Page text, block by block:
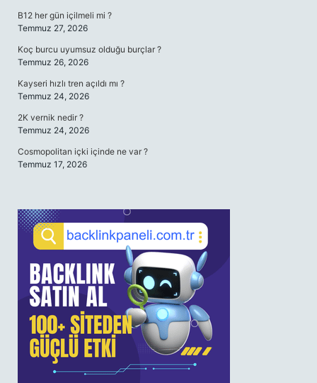
B12 her gün içilmeli mi ?
Temmuz 27, 2026
Koç burcu uyumsuz olduğu burçlar ?
Temmuz 26, 2026
Kayseri hızlı tren açıldı mı ?
Temmuz 24, 2026
2K vernik nedir ?
Temmuz 24, 2026
Cosmopolitan içki içinde ne var ?
Temmuz 17, 2026